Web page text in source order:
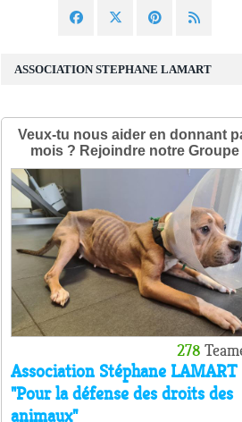
ASSOCIATION STEPHANE LAMART